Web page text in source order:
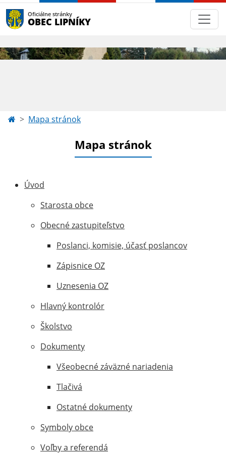
Oficiálne stránky
OBEC LIPNÍKY
Mapa stránok
Mapa stránok
Úvod
Starosta obce
Obecné zastupiteľstvo
Poslanci, komisie, účasť poslancov
Zápisnice OZ
Uznesenia OZ
Hlavný kontrolór
Školstvo
Dokumenty
Všeobecné záväzné nariadenia
Tlačivá
Ostatné dokumenty
Symboly obce
Voľby a referendá